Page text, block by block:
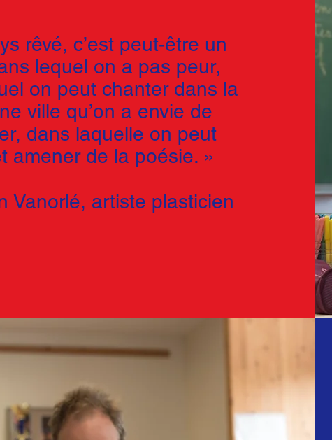
rêvé, c’est peut-être un
lequel on a pas peur,
on peut chanter dans la
ville qu’on a envie de
dans laquelle on peut
amener de la poésie. »
Vanorlé, artiste plasticien